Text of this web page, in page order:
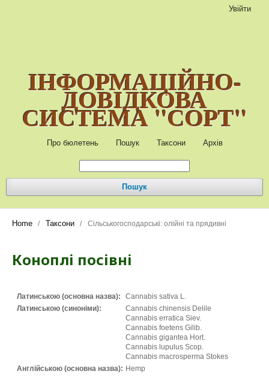
ІНФОРМАЦІЙНО-
ДОВІДКОВА
СИСТЕМА "СОРТ"
Про бюлетень Пошук Таксони Архів
Пошук
Увійти
Home / Таксони / Сільськогосподарські: олійні та прядивні
Коноплі посівні
Латинською (основна назва):
Cannabis sativa L.
Латинською (синоніми):
Cannabis chinensis Delile
Cannabis erratica Siev.
Cannabis foetens Gilib.
Cannabis gigantea Hort.
Cannabis lupulus Scop.
Cannabis macrosperma Stokes
Англійською (основна назва): Hemp